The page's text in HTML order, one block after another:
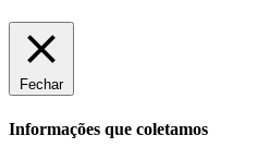
Fechar
Informações que coletamos